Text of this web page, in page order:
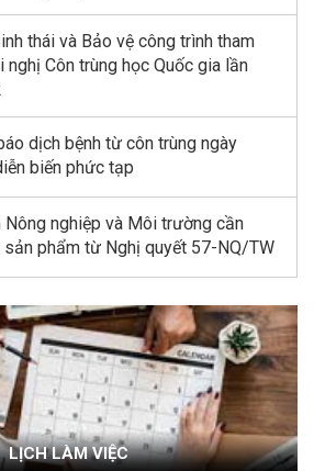
thái và Bảo vệ công trình tham
nghị Côn trùng học Quốc gia lần
dịch bệnh từ côn trùng ngày
biến phức tạp
Nông nghiệp và Môi trường cần
sản phẩm từ Nghị quyết 57-NQ/TW
LỊCH LÀM VIỆC